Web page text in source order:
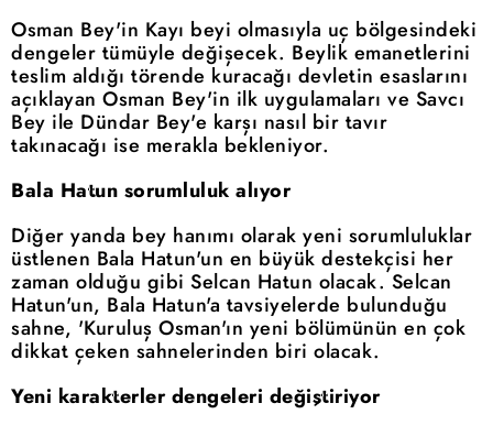
Osman Bey'in Kayı beyi olmasıyla uç bölgesindeki
dengeler tümüyle değişecek. Beylik emanetlerini
teslim aldığı törende kuracağı devletin esaslarını
açıklayan Osman Bey'in ilk uygulamaları ve Savcı
Bey ile Dündar Bey'e karşı nasıl bir tavır
takınacağı ise merakla bekleniyor.
Bala Hatun sorumluluk alıyor
Diğer yanda bey hanımı olarak yeni sorumluluklar
üstlenen Bala Hatun'un en büyük destekçisi her
zaman olduğu gibi Selcan Hatun olacak. Selcan
Hatun'un, Bala Hatun'a tavsiyelerde bulunduğu
sahne, 'Kuruluş Osman'ın yeni bölümünün en çok
dikkat çeken sahnelerinden biri olacak.
Yeni karakterler dengeleri değiştiriyor